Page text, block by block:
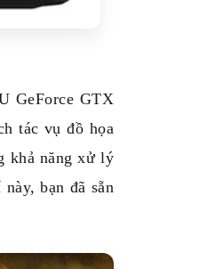
GeForce GTX
tác vụ đồ họa
khả năng xử lý
bạn đã sẵn